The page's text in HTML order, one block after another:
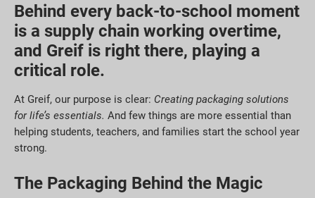
Behind every back-to-school moment
is a supply chain working overtime,
and Greif is right there, playing a
critical role.
At Greif, our purpose is clear: Creating packaging solutions
for life’s essentials. And few things are more essential than
helping students, teachers, and families start the school year
strong.
The Packaging Behind the Magic